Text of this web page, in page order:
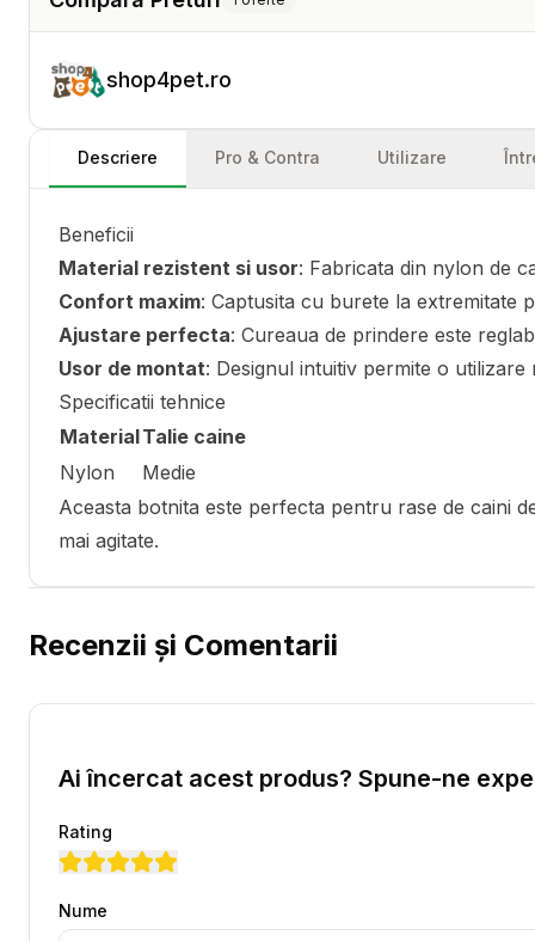
shop4pet.ro
Descriere Pro & Contra Utilizare
Beneficii
Material rezistent si usor: Fabricata din nylon de
Confort maxim: Captusita cu burete la extremitate
Ajustare perfecta: Cureaua de prindere este
Usor de montat: Designul intuitiv permite o utilizare
Specificatii tehnice
MaterialTalie caine
Nylon
Medie
Aceasta botnita este perfecta pentru rase de caini
mai agitate.
Recenzii și Comentarii
Ai încercat acest produs? Spune-ne
Rating
Nume